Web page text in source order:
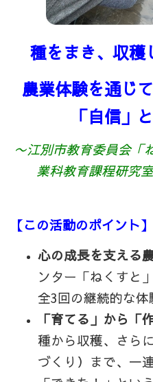
種をまき、収穫
農業体験を通じ
「自信」
〜江別市教育委員会「
業科教育課程研究
【この活動のポイント】
心の成長を支える
ンター「ねくすと
全3回の継続的な体
「育てる」から「
種から収穫、さら
づくり）まで、一